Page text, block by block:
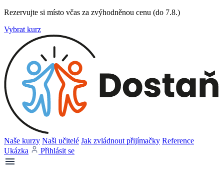
Rezervujte si místo včas za zvýhodněnou cenu (do 7.8.)
Vybrat kurz
Naše kurzy Naši učitelé Jak zvládnout přijímačky Reference
Ukázka
Přihlásit se